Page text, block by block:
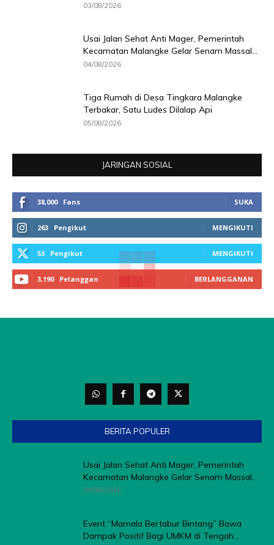
03/08/2026
Usai Jalan Sehat Anti Mager, Pemerintah
Kecamatan Malangke Gelar Senam Massal...
04/08/2026
Tiga Rumah di Desa Tingkara Malangke
Terbakar, Satu Ludes Dilalap Api
05/08/2026
JARINGAN SOSIAL
38,000 Fans SUKA
263 Pengikut MENGIKUTI
53 Pengikut MENGIKUTI
3,190 Pelanggan BERLANGGANAN
BERITA POPULER
Usai Jalan Sehat Anti Mager, Pemerintah
Kecamatan Malangke Gelar Senam Massal...
04/08/2026
Event “Mamala Bertabur Bintang” Bawa
Dampak Positif Bagi UMKM di Tengah...